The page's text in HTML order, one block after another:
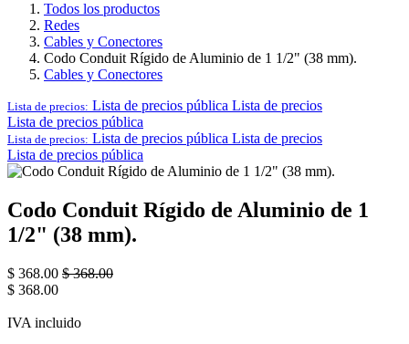
Todos los productos
Redes
Cables y Conectores
Codo Conduit Rígido de Aluminio de 1 1/2" (38 mm).
Cables y Conectores
Lista de precios: Lista de precios pública Lista de precios
Lista de precios pública
Lista de precios: Lista de precios pública Lista de precios
Lista de precios pública
Codo Conduit Rígido de Aluminio de 1
1/2" (38 mm).
$ 368.00 $368.00
$ 368.00
IVA incluido